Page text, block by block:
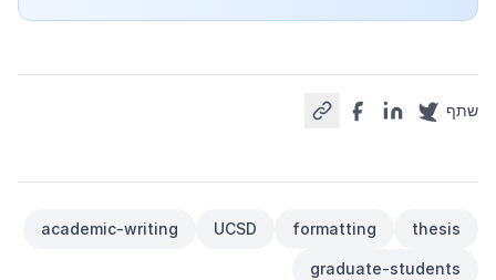
שתף
thesis
formatting
UCSD
academic-writing
graduate-students